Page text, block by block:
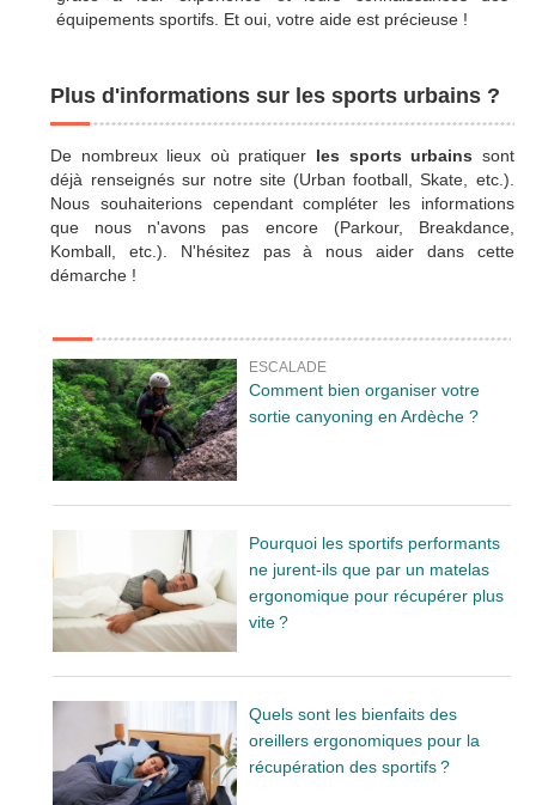
équipements sportifs. Et oui, votre aide est précieuse !
Plus d'informations sur les sports urbains ?
De nombreux lieux où pratiquer les sports urbains sont
déjà renseignés sur notre site (Urban football, Skate, etc.).
Nous souhaiterions cependant compléter les informations
que nous n'avons pas encore (Parkour, Breakdance,
Komball, etc.). N'hésitez pas à nous aider dans cette
démarche !
ESCALADE
Comment bien organiser votre
sortie canyoning en Ardèche ?
Pourquoi les sportifs performants
ne jurent-ils que par un matelas
ergonomique pour récupérer plus
vite ?
Quels sont les bienfaits des
oreillers ergonomiques pour la
récupération des sportifs ?